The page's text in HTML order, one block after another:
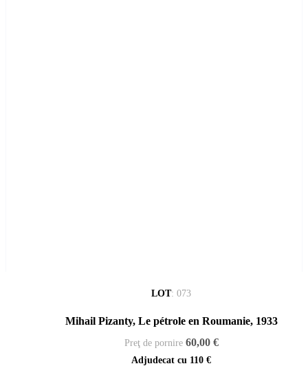
LOT: 073
Mihail Pizanty, Le pétrole en Roumanie, 1933
Preţ de pornire 60,00 €
Adjudecat cu 110 €